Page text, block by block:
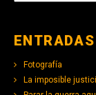
Fotografía
La imposible